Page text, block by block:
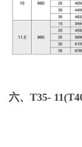
六、T35-